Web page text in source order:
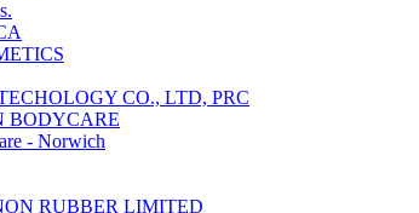
CO., LTD, PRC
BODYCARE
- Norwich
RUBBER LIMITED